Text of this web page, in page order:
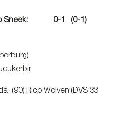
Sneek: 0-1 (0-1)
(90) Rico Wolven (DVS’33